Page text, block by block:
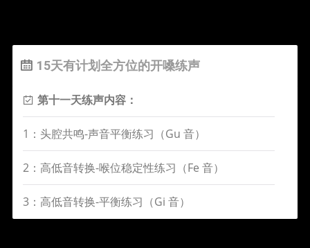
15天有计划全方位的开嗓练声
第十一天练声内容：
1：头腔共鸣-声音平衡练习（Gu 音）
2：高低音转换-喉位稳定性练习（Fe 音）
3：高低音转换-平衡练习（Gi 音）